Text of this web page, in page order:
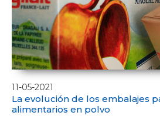
11-05-2021
La evolución de los embalajes
alimentarios en polvo